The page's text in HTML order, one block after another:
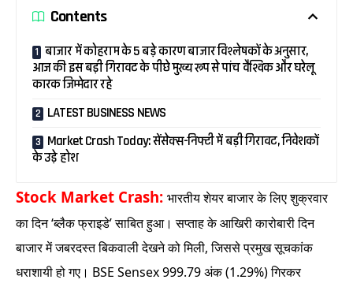
Contents
बाजार में कोहराम के 5 बड़े कारण बाजार विश्लेषकों के अनुसार,
आज की इस बड़ी गिरावट के पीछे मुख्य रूप से पांच वैश्विक और घरेलू
कारक जिम्मेदार रहे
LATEST BUSINESS NEWS
Market Crash Today: सेंसेक्स-निफ्टी में बड़ी गिरावट, निवेशकों
के उड़े होश
Stock Market Crash: भारतीय शेयर बाजार के लिए शुक्रवार
का दिन ‘ब्लैक फ्राइडे’ साबित हुआ। सप्ताह के आखिरी कारोबारी दिन
बाजार में जबरदस्त बिकवाली देखने को मिली, जिससे प्रमुख सूचकांक
धराशायी हो गए। BSE Sensex 999.79 अंक (1.29%) गिरकर